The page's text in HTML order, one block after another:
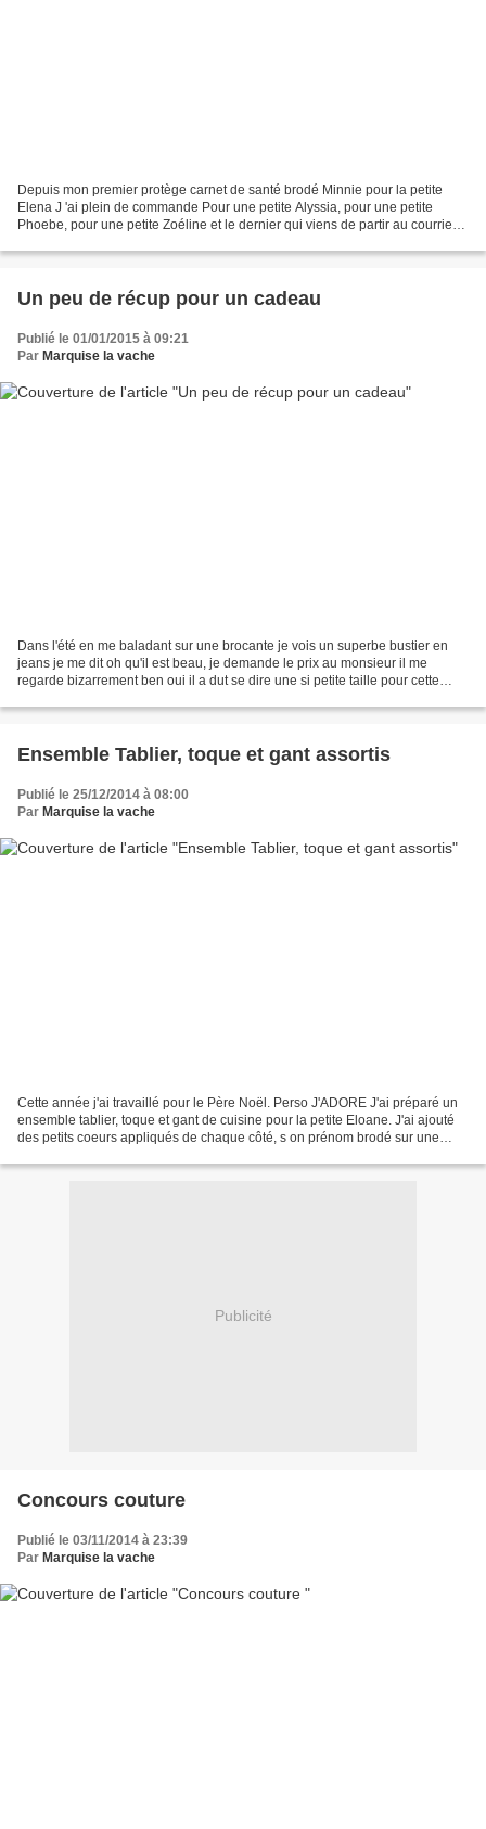
Depuis mon premier protège carnet de santé brodé Minnie pour la petite
Elena J 'ai plein de commande Pour une petite Alyssia, pour une petite
Phoebe, pour une petite Zoéline et le dernier qui viens de partir au courrier
Un peu de récup pour un cadeau
Publié le 01/01/2015 à 09:21
Par Marquise la vache
Dans l'été en me baladant sur une brocante je vois un superbe bustier en
jeans je me dit oh qu'il est beau, je demande le prix au monsieur il me
regarde bizarrement ben oui il a dut se dire une si petite taille pour cette
Ensemble Tablier, toque et gant assortis
Publié le 25/12/2014 à 08:00
Par Marquise la vache
Cette année j'ai travaillé pour le Père Noël. Perso J'ADORE J'ai préparé un
ensemble tablier, toque et gant de cuisine pour la petite Eloane. J'ai ajouté
des petits coeurs appliqués de chaque côté, s on prénom brodé sur une
Publicité
Concours couture
Publié le 03/11/2014 à 23:39
Par Marquise la vache